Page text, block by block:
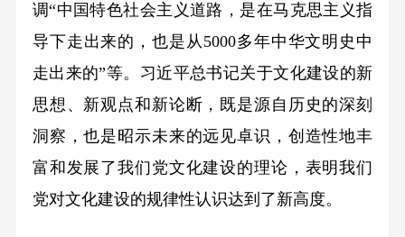
调“中国特色社会主义道路，是在马克思主义指
导下走出来的，也是从5000多年中华文明史中
走出来的”等。习近平总书记关于文化建设的新
思想、新观点和新论断，既是源自历史的深刻
洞察，也是昭示未来的远见卓识，创造性地丰
富和发展了我们党文化建设的理论，表明我们
党对文化建设的规律性认识达到了新高度。